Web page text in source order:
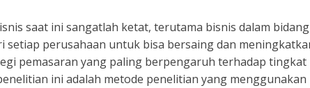
saat ini sangatlah ketat, terutama bisnis dalam
perusahaan untuk bisa bersaing dan
pemasaran yang paling berpengaruh terhadap tingkat
ini adalah metode penelitian yang